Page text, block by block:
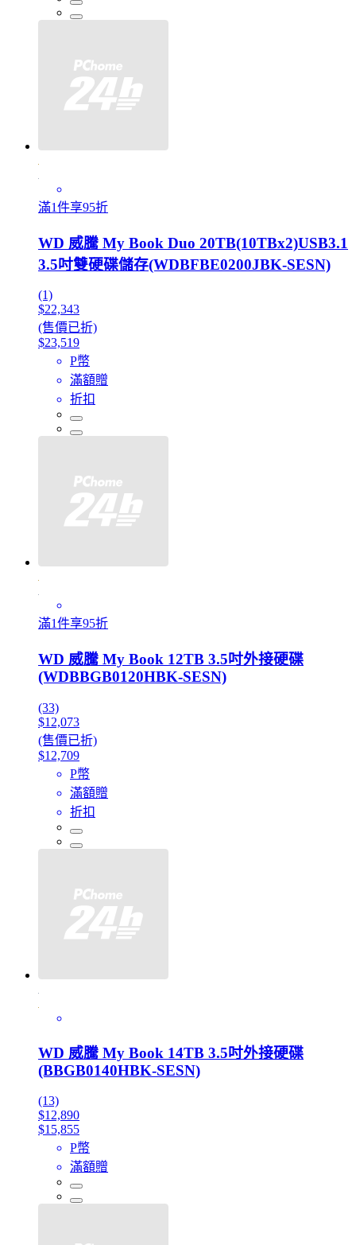
滿1件享95折
WD 威騰 My Book Duo 20TB(10TBx2)USB3.1
3.5吋雙硬碟儲存(WDBFBE0200JBK-SESN)
(1)
$22,343
(售價已折)
$23,519
P幣
滿額贈
折扣
滿1件享95折
WD 威騰 My Book 12TB 3.5吋外接硬碟
(WDBBGB0120HBK-SESN)
(33)
$12,073
(售價已折)
$12,709
P幣
滿額贈
折扣
WD 威騰 My Book 14TB 3.5吋外接硬碟
(BBGB0140HBK-SESN)
(13)
$12,890
$15,855
P幣
滿額贈